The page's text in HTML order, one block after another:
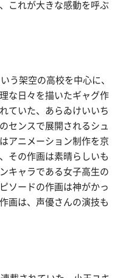
これが大きな感動を呼ぶ
う架空の高校を中心に、
な日々を描いたギャグ作
ていた、あらゐけいいち
センスで展開されるシュ
アニメーション制作を京
その作画は素晴らしいも
キャラである女子高生の
ソードの作画は神がかっ
画は、声優さんの演技も